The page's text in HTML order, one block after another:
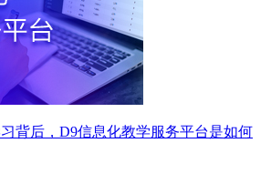
背后，D9信息化教学服务平台是如何